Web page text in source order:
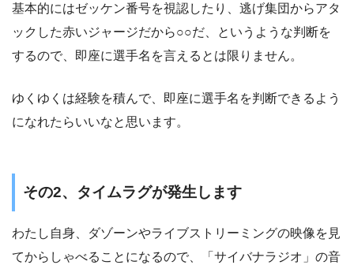
基本的にはゼッケン番号を視認したり、逃げ集団からアタ
ックした赤いジャージだから○○だ、というような判断を
するので、即座に選手名を言えるとは限りません。
ゆくゆくは経験を積んで、即座に選手名を判断できるよう
になれたらいいなと思います。
その2、タイムラグが発生します
わたし自身、ダゾーンやライブストリーミングの映像を見
てからしゃべることになるので、「サイバナラジオ」の音